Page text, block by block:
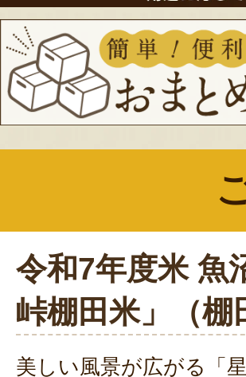
令和7年度米 魚
峠棚田米」（棚
美しい風景が広がる「